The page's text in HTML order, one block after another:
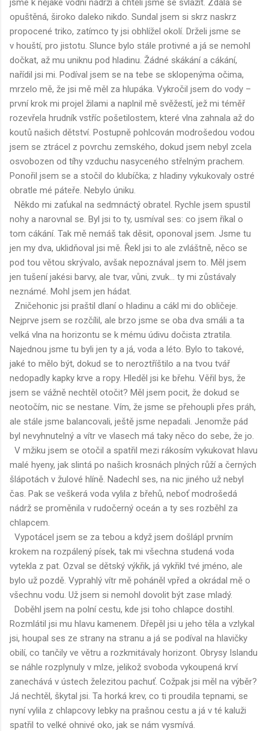
opuštěná, široko daleko nikdo. Sundal jsem si skrz naskrz
propocené triko, zatímco ty jsi obhlížel okolí. Drželi jsme se
v houští, pro jistotu. Slunce bylo stále protivné a já se nemohl
dočkat, až mu uniknu pod hladinu. Žádné skákání a cákání,
nařídil jsi mi. Podíval jsem se na tebe se sklopenýma očima,
mrzelo mě, že jsi mě měl za hlupáka. Vykročil jsem do vody –
první krok mi projel žilami a naplnil mě svěžestí, jež mi téměř
rozevřela hrudník vstříc pošetilostem, které vlna zahnala až do
koutů našich dětství. Postupně pohlcován modrošedou vodou
jsem se ztrácel z povrchu zemského, dokud jsem nebyl zcela
osvobozen od tíhy vzduchu nasyceného střelným prachem.
Ponořil jsem se a stočil do klubíčka; z hladiny vykukovaly ostré
obratle mé páteře. Nebylo úniku.
Někdo mi zaťukal na sedmnáctý obratel. Rychle jsem spustil
nohy a narovnal se. Byl jsi to ty, usmíval ses: co jsem říkal o
tom cákání. Tak mě nemáš tak děsit, oponoval jsem. Jsme tu
jen my dva, uklidňoval jsi mě. Řekl jsi to ale zvláštně, něco se
pod tou větou skrývalo, avšak nepoznával jsem to. Měl jsem
jen tušení jakési barvy, ale tvar, vůni, zvuk… ty mi zůstávaly
neznámé. Mohl jsem jen hádat.
Zničehonic jsi praštil dlaní o hladinu a cákl mi do obličeje.
Nejprve jsem se rozčílil, ale brzo jsme se oba dva smáli a ta
velká vlna na horizontu se k mému údivu dočista ztratila.
Najednou jsme tu byli jen ty a já, voda a léto. Bylo to takové,
jaké to mělo být, dokud se to neroztříštilo a na tvou tvář
nedopadly kapky krve a ropy. Hleděl jsi ke břehu. Věřil bys, že
jsem se vážně nechtěl otočit? Měl jsem pocit, že dokud se
neotočím, nic se nestane. Vím, že jsme se přehoupli přes práh,
ale stále jsme balancovali, ještě jsme nepadali. Jenomže pád
byl nevyhnutelný a vítr ve vlasech má taky něco do sebe, že jo.
V mžiku jsem se otočil a spatřil mezi rákosím vykukovat hlavu
malé hyeny, jak slintá po našich krosnách plných růží a černých
šlápotách v žulové hlíně. Nadechl ses, na nic jiného už nebyl
čas. Pak se veškerá voda vylila z břehů, neboť modrošedá
nádrž se proměnila v rudočerný oceán a ty ses rozběhl za
chlapcem.
Vypotácel jsem se za tebou a když jsem došlápl prvním
krokem na rozpálený písek, tak mi všechna studená voda
vytekla z pat. Ozval se dětský výkřik, já vykřikl tvé jméno, ale
bylo už pozdě. Vyprahlý vítr mě poháněl vpřed a okrádal mě o
všechnu vodu. Už jsem si nemohl dovolit být zase mladý.
Doběhl jsem na polní cestu, kde jsi toho chlapce dostihl.
Rozmlátil jsi mu hlavu kamenem. Dřepěl jsi u jeho těla a vzlykal
jsi, houpal ses ze strany na stranu a já se podíval na hlavičky
obilí, co tančily ve větru a rozkmitávaly horizont. Obrysy Islandu
se náhle rozplynuly v mlze, jelikož svoboda vykoupená krví
zanechává v ústech železitou pachuť. Cožpak jsi měl na výběr?
Já nechtěl, škytal jsi. Ta horká krev, co ti proudila tepnami, se
nyní vylila z chlapcovy lebky na prašnou cestu a já v té kaluži
spatřil to velké ohnivé oko, jak se nám vysmívá.